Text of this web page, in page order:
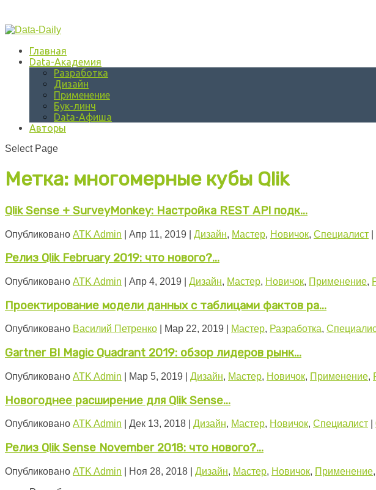
Главная
Data-Академия
Разработка
Дизайн
Применение
Бук-линч
Data-Афиша
Авторы
Select Page
Метка: многомерные кубы Qlik
Qlik Sense + SurveyMonkey: Настройка REST API подк...
Опубликовано ATK Admin Апр 11, 2019 Дизайн, Мастер, Новичок, Специалист
Релиз Qlik February 2019: что нового?...
Опубликовано ATK Admin Апр 4, 2019 Дизайн, Мастер, Новичок, Применение,
Проектирование модели данных с таблицами фактов ра...
Опубликовано Василий Петренко Мар 22, 2019 Мастер, Разработка,
Gartner BI Magic Quadrant 2019: обзор лидеров рынк...
Опубликовано ATK Admin Мар 5, 2019 Дизайн, Мастер, Новичок, Применение,
Новогоднее расширение для Qlik Sense...
Опубликовано ATK Admin Дек 13, 2018 Дизайн, Мастер, Новичок, Специалист
Релиз Qlik Sense November 2018: что нового?...
Опубликовано ATK Admin Ноя 28, 2018 Дизайн, Мастер, Новичок, Применение,